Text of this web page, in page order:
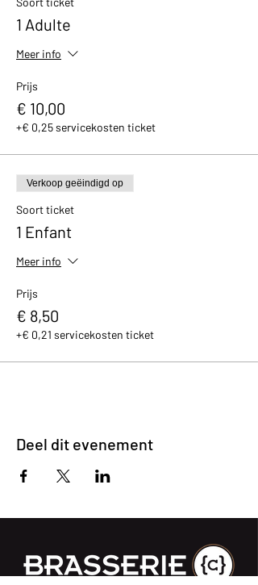
avec un petit cadeau et un bon de réduction
de 10% valable dans notre boutique.
1 Adulte
Meer info
Prijs
€ 10,00
+€ 0,25 servicekosten ticket
Verkoop geëindigd op
Soort ticket
1 Enfant
Meer info
Prijs
€ 8,50
+€ 0,21 servicekosten ticket
Deel dit evenement